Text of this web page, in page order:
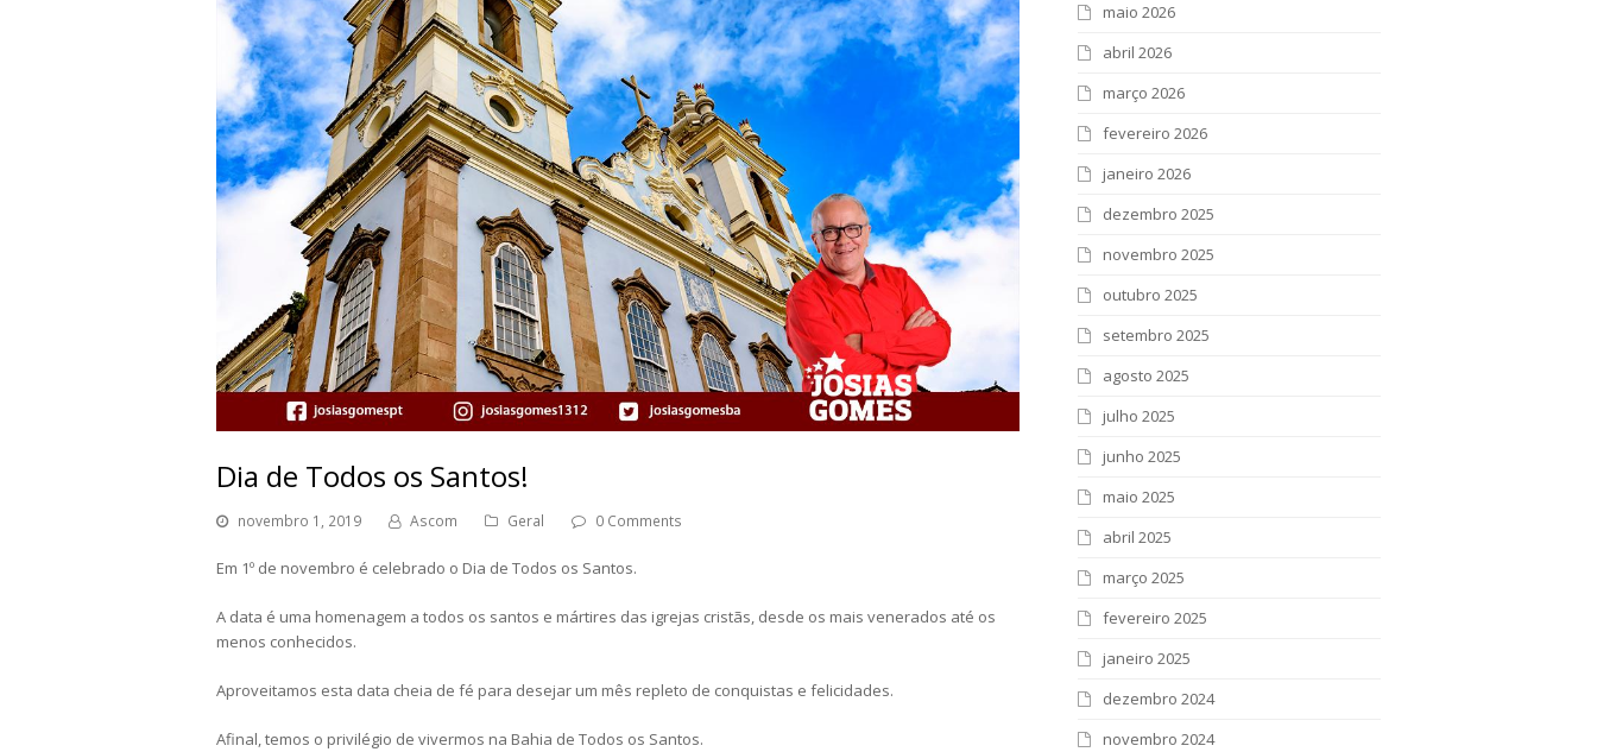
Dia de Todos os Santos!
novembro 1, 2019 Ascom Geral 0 Comments
Em 1º de novembro é celebrado o Dia de Todos os Santos.
A data é uma homenagem a todos os santos e mártires das igrejas cristãs, desde os mais venerados até os
menos conhecidos.
Aproveitamos esta data cheia de fé para desejar um mês repleto de conquistas e felicidades.
Afinal, temos o privilégio de vivermos na Bahia de Todos os Santos.
maio 2026
abril 2026
março 2026
fevereiro 2026
janeiro 2026
dezembro 2025
novembro 2025
outubro 2025
setembro 2025
agosto 2025
julho 2025
junho 2025
maio 2025
abril 2025
março 2025
fevereiro 2025
janeiro 2025
dezembro 2024
novembro 2024